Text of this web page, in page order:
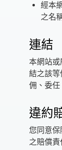
經本
之名
連結
本網站
結之該
佣、委任
違約
您同意
之賠償責